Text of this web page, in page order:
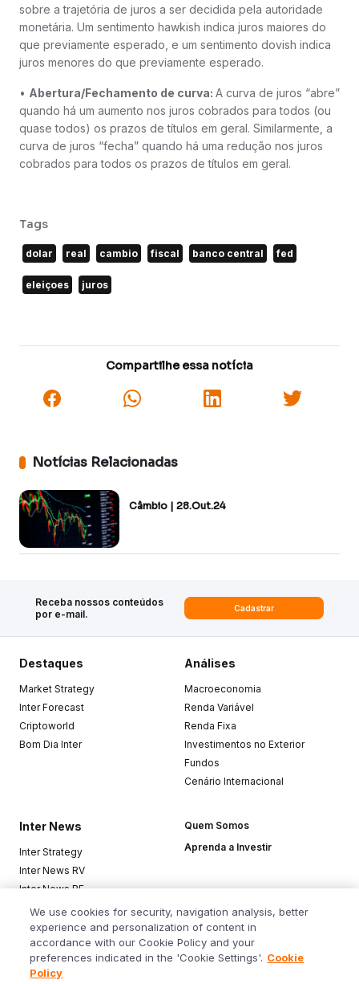
sobre a trajetória de juros a ser decidida pela autoridade
monetária. Um sentimento hawkish indica juros maiores do
que previamente esperado, e um sentimento dovish indica
juros menores do que previamente esperado.
• Abertura/Fechamento de curva: A curva de juros “abre”
quando há um aumento nos juros cobrados para todos (ou
quase todos) os prazos de títulos em geral. Similarmente, a
curva de juros “fecha” quando há uma redução nos juros
cobrados para todos os prazos de títulos em geral.
Tags
dolar real cambio fiscal banco central fed
eleiçoes juros
Compartilhe essa notícia
Notícias Relacionadas
Câmbio | 28.Out.24
Receba nossos conteúdos
por e-mail.
Cadastrar
Destaques
Market Strategy
Inter Forecast
Criptoworld
Bom Dia Inter
Análises
Macroeconomia
Renda Variável
Renda Fixa
Investimentos no Exterior
Fundos
Cenário Internacional
Inter News
Inter Strategy
Inter News RV
Inter News RF
Top Funds
Quem Somos
Aprenda a Investir
Baixe o app
We use cookies for security, navigation analysis, better
experience and personalization of content in
accordance with our Cookie Policy and your
preferences indicated in the 'Cookie Settings'. Cookie
Policy